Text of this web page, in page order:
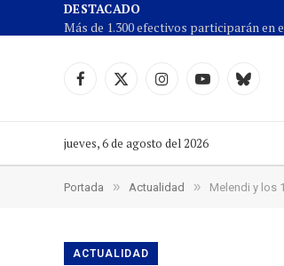
DESTACADO
Facebook
X
InstagramYouTubeCielo
jueves, 6 de agosto del 2026
Portada » Actualidad » Melendi y los
ACTUALIDAD